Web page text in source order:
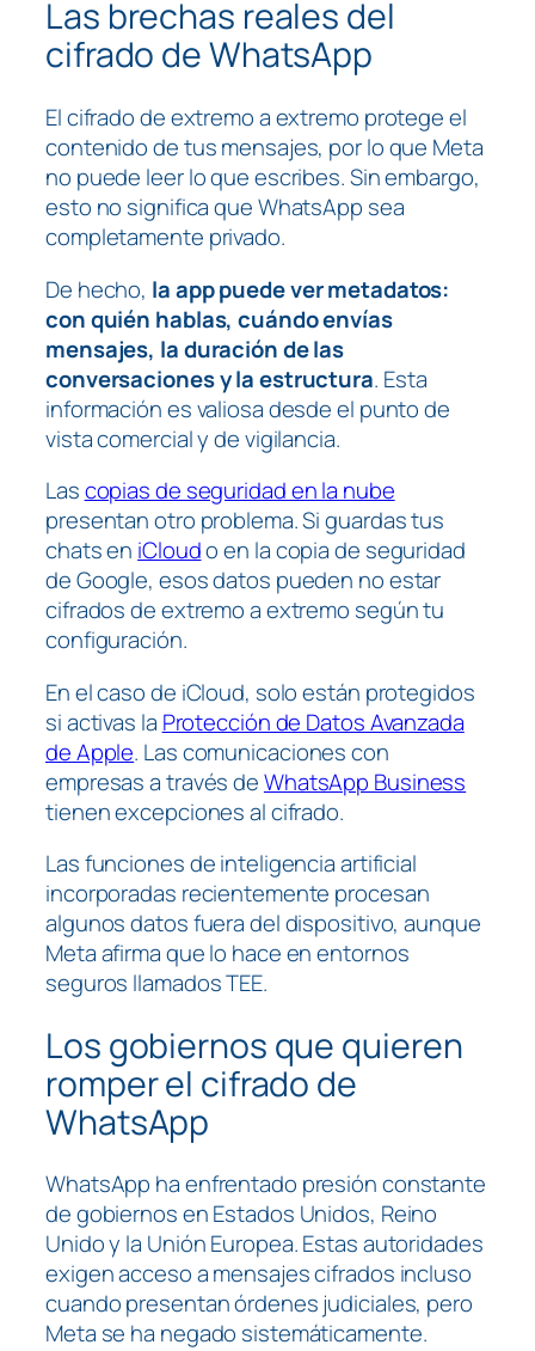
Las brechas reales del
cifrado de WhatsApp
El cifrado de extremo a extremo protege el
contenido de tus mensajes, por lo que Meta
no puede leer lo que escribes. Sin embargo,
esto no significa que WhatsApp sea
completamente privado.
De hecho, la app puede ver metadatos:
con quién hablas, cuándo envías
mensajes, la duración de las
conversaciones y la estructura. Esta
información es valiosa desde el punto de
vista comercial y de vigilancia.
Lascopias de seguridad en la nube
presentan otro problema. Si guardas tus
chats en iCloudo en la copia de seguridad
de Google, esos datos pueden no estar
cifrados de extremo a extremo según tu
configuración.
En el caso de iCloud, solo están protegidos
si activas la Protección de Datos Avanzada
de Apple. Las comunicaciones con
empresas a través deWhatsApp Business
tienen excepciones al cifrado.
Las funciones de inteligencia artificial
incorporadas recientemente procesan
algunos datos fuera del dispositivo, aunque
Meta afirma que lo hace en entornos
seguros llamados TEE.
Los gobiernos que quieren
romper el cifrado de
WhatsApp
WhatsApp ha enfrentado presión constante
de gobiernos en Estados Unidos, Reino
Unido y la Unión Europea. Estas autoridades
exigen acceso a mensajes cifrados incluso
cuando presentan órdenes judiciales, pero
Meta se ha negado sistemáticamente.